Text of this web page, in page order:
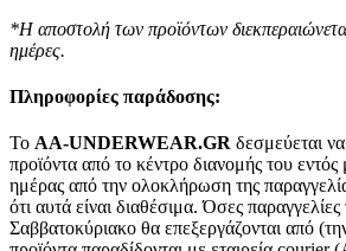
*Η αποστολή των προϊόντων
ημέρες.
Πληροφορίες παράδοσης:
To AA-UNDERWEAR.GR δεσμεύεται
προϊόντα από το κέντρο διανομής του εντός
ημέρας από την ολοκλήρωση της
ότι αυτά είναι διαθέσιμα. Όσες παραγγελίες
Σαββατοκύριακο θα επεξεργάζονται από